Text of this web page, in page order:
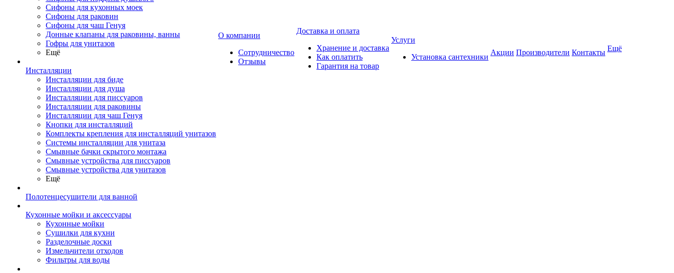
Сифоны для кухонных моек
Сифоны для раковин
Сифоны для чаш Генуя
Донные клапаны для раковины, ванны
Гофры для унитазов
Ещё
Инсталляции
Инсталляции для биде
Инсталляции для душа
Инсталляции для писсуаров
Инсталляции для раковины
Инсталляции для чаш Генуя
Кнопки для инсталляций
Комплекты крепления для инсталляций унитазов
Системы инсталляции для унитаза
Смывные бачки скрытого монтажа
Смывные устройства для писсуаров
Смывные устройства для унитазов
Ещё
Полотенцесушители для ванной
Кухонные мойки и аксессуары
Кухонные мойки
Сушилки для кухни
Разделочные доски
Измельчители отходов
Фильтры для воды
О компании
Сотрудничество
Отзывы
Доставка и оплата
Хранение и доставка
Как оплатить
Гарантия на товар
Услуги
Установка сантехники
Акции Производители Контакты Ещё